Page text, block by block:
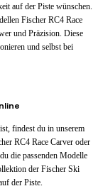
auf der Piste wünschen.
Fischer RC4 Race
und Präzision. Diese
und selbst bei
findest du in unserem
RC4 Race Carver oder
die passenden Modelle
der Fischer Ski
der Piste.